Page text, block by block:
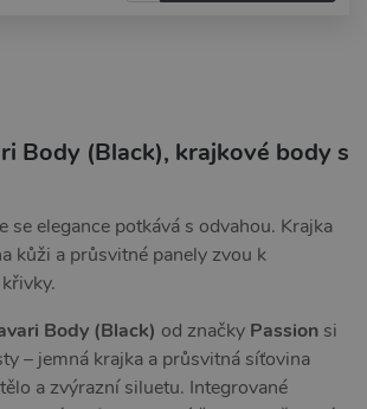
Body (Black), krajkové body s
se elegance potkává s odvahou. Krajka
kůži a průsvitné panely zvou k
Body (Black) od značky Passion si
– jemná krajka a průsvitná síťovina
a zvýrazní siluetu. Integrované